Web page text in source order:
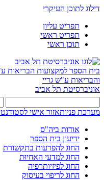
דילוג לתוכן העיקרי
תפריט עליון
תפריט ראשי
תוכן ראשי
בית הספר למקצועות הבריאות
והבריאות ע"ש גריי
אוניברסיטת תל אביב
מערכת פניותאזור אישי
אודות ביה"ס
ידיעון בית הספר
החוג להפרעות בתקשורת
החוג למדעי האחיוּת
החוג לפיזיותרפיה
החוג לריפוי בעיסוק